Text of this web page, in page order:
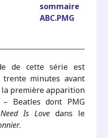
sommaire
ABC.PMG
de cette série est
minutes avant
la première apparition
Beatles dont PMG
Is Lovedans le
.